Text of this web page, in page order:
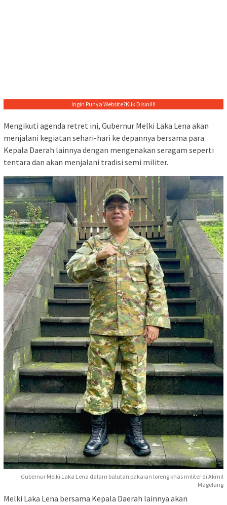
Ingin Punya Website?Klik Disini!!!
Mengikuti agenda retret ini, Gubernur Melki Laka Lena akan
menjalani kegiatan sehari-hari ke depannya bersama para
Kepala Daerah lainnya dengan mengenakan seragam seperti
tentara dan akan menjalani tradisi semi militer.
Gubernur Melki Laka Lena dalam balutan pakaian loreng khas militer di Akmil
Magelang
Melki Laka Lena bersama Kepala Daerah lainnya akan